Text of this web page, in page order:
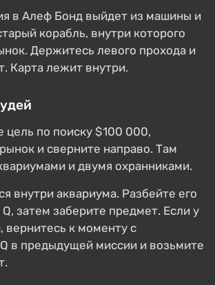
в Алеф Бонд выйдет из машины и
корабль, внутри которого
Держитесь левого прохода и
Карта лежит внутри.
цель по поиску $100 000,
и сверните направо. Там
и двумя охранниками.
внутри аквариума. Разбейте его
затем заберите предмет. Если у
вернитесь к моменту с
в предыдущей миссии и возьмите